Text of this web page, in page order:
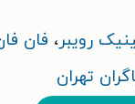
رویبر، فان
تهران